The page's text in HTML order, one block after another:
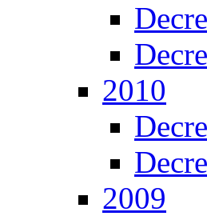
2010
2009